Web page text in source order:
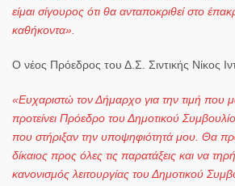
είμαι σίγουρος ότι θα ανταποκριθεί στο
καθήκοντα».
Ο νέος Πρόεδρος του Δ.Σ. Σιντικής Νίκος
«Ευχαριστώ τον Δήμαρχο για την τιμή που
προτείνει Πρόεδρο του Δημοτικού
που στήριξαν την υποψηφιότητά μου. Θα
δίκαιος προς όλες τις παρατάξεις και να
κανονισμός λειτουργίας του Δημοτικού